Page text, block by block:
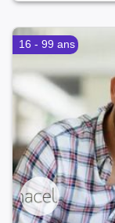
16 - 99 ans